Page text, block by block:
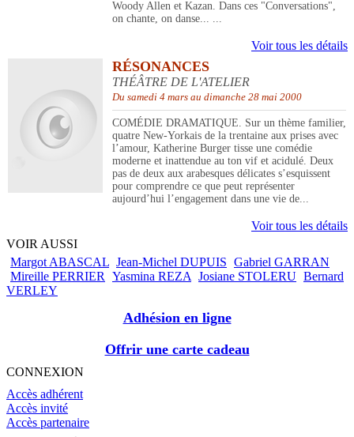
Woody Allen et Kazan. Dans ces "Conversations",
on chante, on danse... ...
Voir tous les détails
RÉSONANCES
THÉÂTRE DE L'ATELIER
Du samedi 4 mars au dimanche 28 mai 2000
COMÉDIE DRAMATIQUE. Sur un thème familier,
quatre New-Yorkais de la trentaine aux prises avec
l’amour, Katherine Burger tisse une comédie
moderne et inattendue au ton vif et acidulé. Deux
pas de deux aux arabesques délicates s’esquissent
pour comprendre ce que peut représenter
aujourd’hui l’engagement dans une vie de...
Voir tous les détails
VOIR AUSSI
Margot ABASCAL Jean-Michel DUPUIS Gabriel GARRAN
Mireille PERRIER
Yasmina REZA Josiane STOLERU Bernard
VERLEY
Adhésion en ligne
Offrir une carte cadeau
CONNEXION
Accès adhérent
Accès invité
Accès partenaire